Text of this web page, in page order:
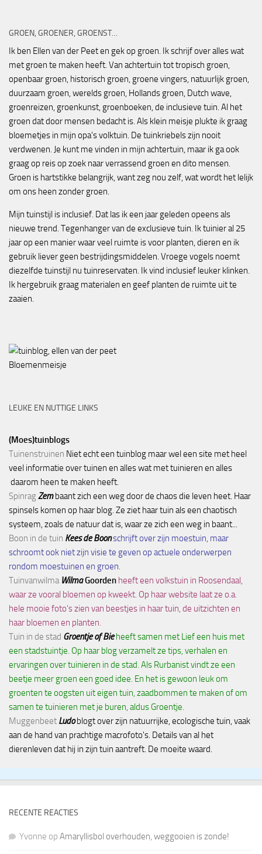
GROEN, GROENER, GROENST…
Ik ben Ellen van der Peet en gek op groen. Ik schrijf over alles wat
met groen te maken heeft. Van achtertuin tot tropisch groen,
openbaar groen, historisch groen, groene vingers, natuurlijk groen,
duurzaam groen, werelds groen, Hollands groen, Dutch wave,
groenreizen, groenkunst, groenboeken, de inclusieve tuin. Al het
groen dat door mensen bedacht is. Als klein meisje plukte ik graag
bloemetjes in mijn opa's volktuin. De tuinkriebels zijn nooit
verdwenen. Je kunt me vinden in mijn achtertuin, maar ik ga ook
graag op reis op zoek naar verrassend groen en dito mensen.
Groen is hartstikke belangrijk, want zeg nou zelf, wat wordt het lelijk
om ons heen zonder groen.
Mijn tuinstijl is inclusief. Dat las ik een jaar geleden opeens als
nieuwe trend. Tegenhanger van de exclusieve tuin. Ik tuinier al 25
jaar op een manier waar veel ruimte is voor planten, dieren en ik
gebruik liever geen bestrijdingsmiddelen. Vroege vogels noemt
diezelfde tuinstijl nu tuinreservaten. Ik vind inclusief leuker klinken.
Ik hergebruik graag materialen en geef planten de ruimte uit te
zaaien.
Bloemenmeisje
LEUKE EN NUTTIGE LINKS
(Moes)tuinblogs
Tuinenstruinen Niet echt een tuinblog maar wel een site met heel
veel informatie over tuinen en alles wat met tuinieren en alles
daarom heen te maken heeft.
SpinragZem baant zich een weg door de chaos die leven heet. Haar
spinsels komen op haar blog. Ze ziet haar tuin als een chaotisch
systeem, zoals de natuur dat is, waar ze zich een weg in baant...
Boon in de tuin Kees de Boonschrijft over zijn moestuin, maar
schroomt ook niet zijn visie te geven op actuele onderwerpen
rondom moestuinen en groen.
Tuinvanwilma WilmaGoorden heeft een volkstuin in Roosendaal,
waar ze vooral bloemen op kweekt. Op haar website laat ze o.a.
hele mooie foto's zien van beestjes in haar tuin, de uitzichten en
haar bloemen en planten.
Tuin in de stad Groentje of Bie heeft samen met Lief een huis met
een stadstuintje. Op haar blog verzamelt ze tips, verhalen en
ervaringen over tuinieren in de stad. Als Rurbanist vindt ze een
beetje meer groen een goed idee. En het is gewoon leuk om
groenten te oogsten uit eigen tuin, zaadbommen te maken of om
samen te tuinieren met je buren, aldus Groentje.
Muggenbeet Ludoblogt over zijn natuurrijke, ecologische tuin, vaak
aan de hand van prachtige macrofoto's. Details van al het
dierenleven dat hij in zijn tuin aantreft. De moeite waard.
RECENTE REACTIES
Yvonne op Amaryllisbol overhouden, weggooien is zonde!